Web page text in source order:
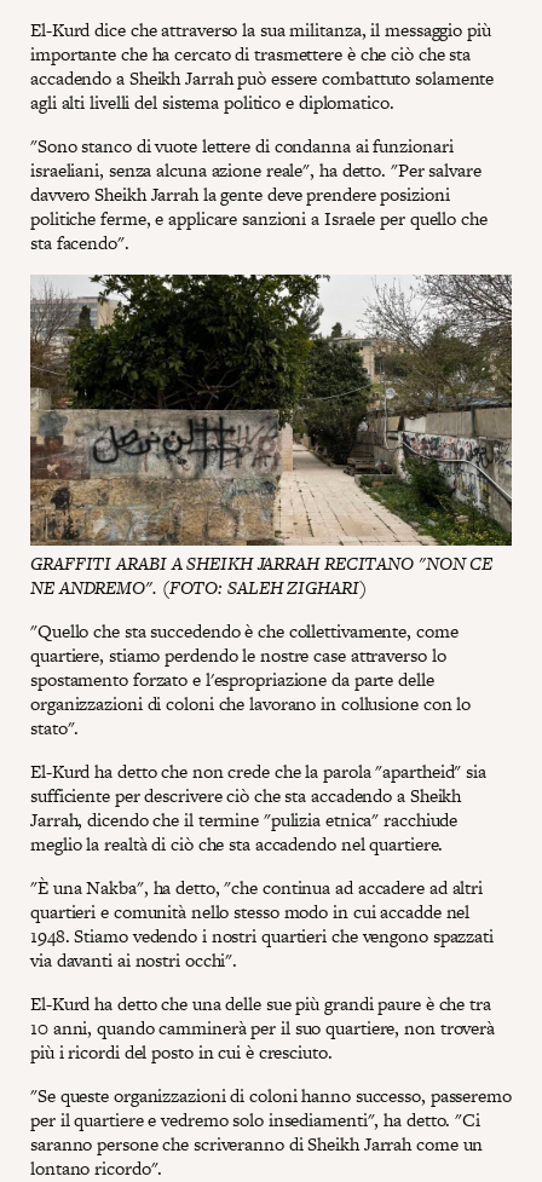
El-Kurd dice che attraverso la sua militanza, il messaggio più
importante che ha cercato di trasmettere è che ciò che sta
accadendo a Sheikh Jarrah può essere combattuto solamente
agli alti livelli del sistema politico e diplomatico.
"Sono stanco di vuote lettere di condanna ai funzionari
israeliani, senza alcuna azione reale", ha detto. "Per salvare
davvero Sheikh Jarrah la gente deve prendere posizioni
politiche ferme, e applicare sanzioni a Israele per quello che
sta facendo".
GRAFFITI ARABI A SHEIKH JARRAH RECITANO "NON CE
NE ANDREMO". (FOTO: SALEH ZIGHARI)
"Quello che sta succedendo è che collettivamente, come
quartiere, stiamo perdendo le nostre case attraverso lo
spostamento forzato e l'espropriazione da parte delle
organizzazioni di coloni che lavorano in collusione con lo
stato".
El-Kurd ha detto che non crede che la parola "apartheid" sia
sufficiente per descrivere ciò che sta accadendo a Sheikh
Jarrah, dicendo che il termine "pulizia etnica" racchiude
meglio la realtà di ciò che sta accadendo nel quartiere.
"È una Nakba", ha detto, "che continua ad accadere ad altri
quartieri e comunità nello stesso modo in cui accadde nel
1948. Stiamo vedendo i nostri quartieri che vengono spazzati
via davanti ai nostri occhi".
El-Kurd ha detto che una delle sue più grandi paure è che tra
10 anni, quando camminerà per il suo quartiere, non troverà
più i ricordi del posto in cui è cresciuto.
"Se queste organizzazioni di coloni hanno successo, passeremo
per il quartiere e vedremo solo insediamenti", ha detto. "Ci
saranno persone che scriveranno di Sheikh Jarrah come un
lontano ricordo".